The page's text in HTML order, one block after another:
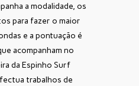
a modalidade, os
para fazer o maior
e a pontuação é
acompanham no
da Espinho Surf
trabalhos de